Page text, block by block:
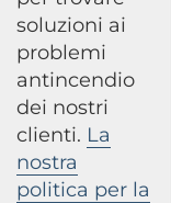
soluzioni ai
problemi
antincendio
dei nostri
clienti. La
nostra
politica per la